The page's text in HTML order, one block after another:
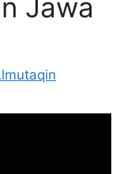
Jawa